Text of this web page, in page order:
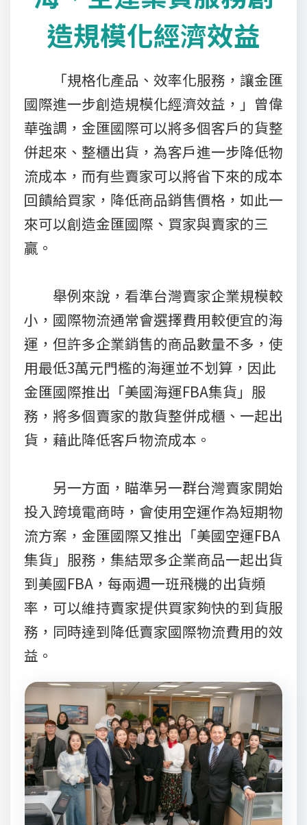
造規模化經濟效益
「規格化產品、效率化服務，讓金匯
國際進一步創造規模化經濟效益，」曾偉
華強調，金匯國際可以將多個客戶的貨整
併起來、整櫃出貨，為客戶進一步降低物
流成本，而有些賣家可以將省下來的成本
回饋給買家，降低商品銷售價格，如此一
來可以創造金匯國際、買家與賣家的三
贏。
舉例來說，看準台灣賣家企業規模較
小，國際物流通常會選擇費用較便宜的海
運，但許多企業銷售的商品數量不多，使
用最低3萬元門檻的海運並不划算，因此
金匯國際推出「美國海運FBA集貨」服
務，將多個賣家的散貨整併成櫃、一起出
貨，藉此降低客戶物流成本。
另一方面，瞄準另一群台灣賣家開始
投入跨境電商時，會使用空運作為短期物
流方案，金匯國際又推出「美國空運FBA
集貨」服務，集結眾多企業商品一起出貨
到美國FBA，每兩週一班飛機的出貨頻
率，可以維持賣家提供買家夠快的到貨服
務，同時達到降低賣家國際物流費用的效
益。